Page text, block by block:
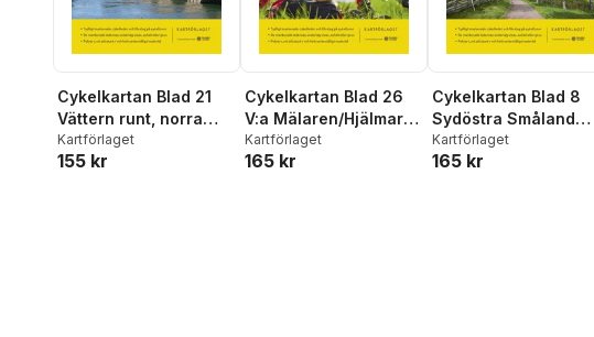
Cykelkartan Blad 21
Vättern runt, norra
delen 2023-2025
Kartförlaget
155 kr
Cykelkartan Blad 26
V:a Mälaren/Hjälmaren
2023-2025
Kartförlaget
165 kr
Cykelkartan Blad 8
Sydöstra Småland
2023-2025
Kartförlaget
165 kr